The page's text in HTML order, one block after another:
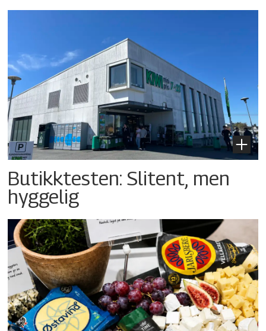
Butikktesten: Slitent, men
hyggelig